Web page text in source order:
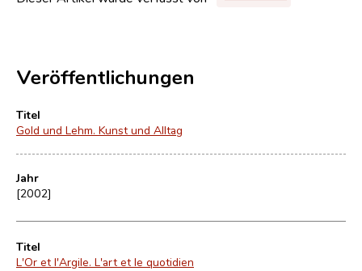
Veröffentlichungen
Titel
Gold und Lehm. Kunst und Alltag
Jahr
[2002]
Titel
L'Or et l'Argile. L'art et le quotidien